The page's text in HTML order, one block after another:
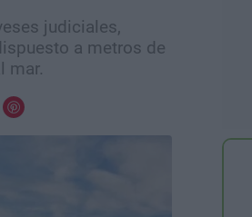
judiciales,
a metros de
mar.